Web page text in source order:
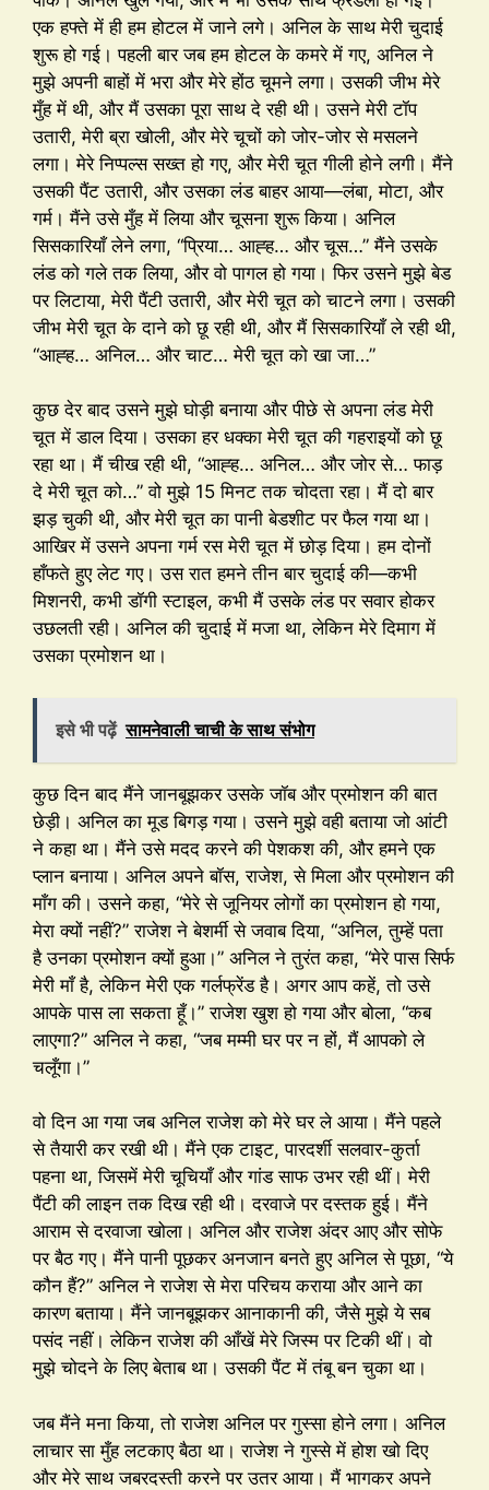
एक हफ्ते में ही हम होटल में जाने लगे। अनिल के साथ मेरी चुदाई
शुरू हो गई। पहली बार जब हम होटल के कमरे में गए, अनिल ने
मुझे अपनी बाहों में भरा और मेरे होंठ चूमने लगा। उसकी जीभ मेरे
मुँह में थी, और मैं उसका पूरा साथ दे रही थी। उसने मेरी टॉप
उतारी, मेरी ब्रा खोली, और मेरे चूचों को जोर-जोर से मसलने
लगा। मेरे निप्पल्स सख्त हो गए, और मेरी चूत गीली होने लगी। मैंने
उसकी पैंट उतारी, और उसका लंड बाहर आया—लंबा, मोटा, और
गर्म। मैंने उसे मुँह में लिया और चूसना शुरू किया। अनिल
सिसकारियाँ लेने लगा, “प्रिया… आह्ह… और चूस…” मैंने उसके
लंड को गले तक लिया, और वो पागल हो गया। फिर उसने मुझे बेड
पर लिटाया, मेरी पैंटी उतारी, और मेरी चूत को चाटने लगा। उसकी
जीभ मेरी चूत के दाने को छू रही थी, और मैं सिसकारियाँ ले रही थी,
“आह्ह… अनिल… और चाट… मेरी चूत को खा जा…”
कुछ देर बाद उसने मुझे घोड़ी बनाया और पीछे से अपना लंड मेरी
चूत में डाल दिया। उसका हर धक्का मेरी चूत की गहराइयों को छू
रहा था। मैं चीख रही थी, “आह्ह… अनिल… और जोर से… फाड़
दे मेरी चूत को…” वो मुझे 15 मिनट तक चोदता रहा। मैं दो बार
झड़ चुकी थी, और मेरी चूत का पानी बेडशीट पर फैल गया था।
आखिर में उसने अपना गर्म रस मेरी चूत में छोड़ दिया। हम दोनों
हाँफते हुए लेट गए। उस रात हमने तीन बार चुदाई की—कभी
मिशनरी, कभी डॉगी स्टाइल, कभी मैं उसके लंड पर सवार होकर
उछलती रही। अनिल की चुदाई में मजा था, लेकिन मेरे दिमाग में
उसका प्रमोशन था।
इसे भी पढ़ें सामनेवाली चाची के साथ संभोग
कुछ दिन बाद मैंने जानबूझकर उसके जॉब और प्रमोशन की बात
छेड़ी। अनिल का मूड बिगड़ गया। उसने मुझे वही बताया जो आंटी
ने कहा था। मैंने उसे मदद करने की पेशकश की, और हमने एक
प्लान बनाया। अनिल अपने बॉस, राजेश, से मिला और प्रमोशन की
माँग की। उसने कहा, “मेरे से जूनियर लोगों का प्रमोशन हो गया,
मेरा क्यों नहीं?” राजेश ने बेशर्मी से जवाब दिया, “अनिल, तुम्हें पता
है उनका प्रमोशन क्यों हुआ।” अनिल ने तुरंत कहा, “मेरे पास सिर्फ
मेरी माँ है, लेकिन मेरी एक गर्लफ्रेंड है। अगर आप कहें, तो उसे
आपके पास ला सकता हूँ।” राजेश खुश हो गया और बोला, “कब
लाएगा?” अनिल ने कहा, “जब मम्मी घर पर न हों, मैं आपको ले
चलूँगा।”
वो दिन आ गया जब अनिल राजेश को मेरे घर ले आया। मैंने पहले
से तैयारी कर रखी थी। मैंने एक टाइट, पारदर्शी सलवार-कुर्ता
पहना था, जिसमें मेरी चूचियाँ और गांड साफ उभर रही थीं। मेरी
पैंटी की लाइन तक दिख रही थी। दरवाजे पर दस्तक हुई। मैंने
आराम से दरवाजा खोला। अनिल और राजेश अंदर आए और सोफे
पर बैठ गए। मैंने पानी पूछकर अनजान बनते हुए अनिल से पूछा, “ये
कौन हैं?” अनिल ने राजेश से मेरा परिचय कराया और आने का
कारण बताया। मैंने जानबूझकर आनाकानी की, जैसे मुझे ये सब
पसंद नहीं। लेकिन राजेश की आँखें मेरे जिस्म पर टिकी थीं। वो
मुझे चोदने के लिए बेताब था। उसकी पैंट में तंबू बन चुका था।
जब मैंने मना किया, तो राजेश अनिल पर गुस्सा होने लगा। अनिल
लाचार सा मुँह लटकाए बैठा था। राजेश ने गुस्से में होश खो दिए
और मेरे साथ जबरदस्ती करने पर उतर आया। मैं भागकर अपने